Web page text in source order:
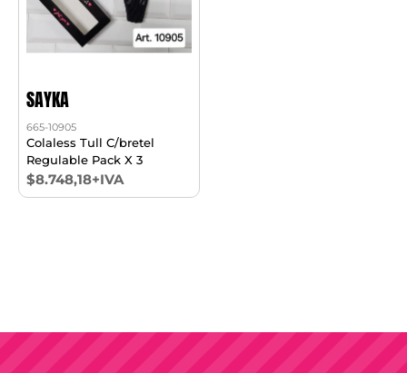
SAYKA
665-10905
Colaless Tull C/bretel
Regulable Pack X 3
$8.748,18+IVA